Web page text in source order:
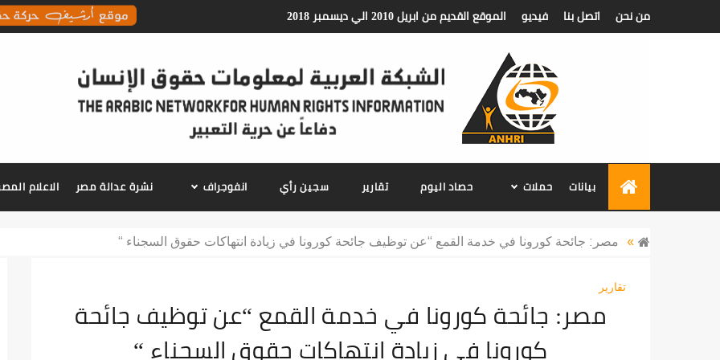
من نحن اتصل بنا فيديو الموقع القديم من ابريل 2010 الي ديسمبر 2018
الشبكة العربية لمعلومات حقوق
بيانات حملات حصاد اليوم تقارير سجين رأي انفوجراف نشرة عدالة مصر الاعلام
» مصر: جائحة كورونا في خدمة القمع “عن توظيف جائحة كورونا في زيادة انتهاكات حقوق السجناء “
تقارير
مصر: جائحة كورونا في خدمة القمع “عن توظيف جائحة
كورونا في زيادة انتهاكات حقوق السجناء “